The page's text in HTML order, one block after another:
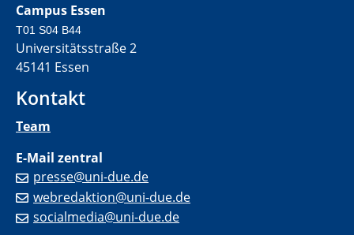
Campus Essen
T01 S04 B44
Universitätsstraße 2
45141 Essen
Kontakt
Team
E-Mail zentral
presse@uni-due.de
webredaktion@uni-due.de
socialmedia@uni-due.de